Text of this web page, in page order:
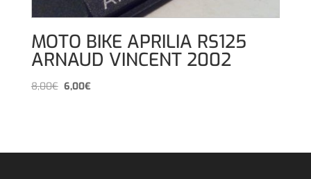
MOTO BIKE APRILIA RS125
ARNAUD VINCENT 2002
8,00€El6,00€El